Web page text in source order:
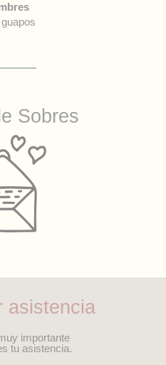
Sobres
asistencia
importante
tu asistencia.